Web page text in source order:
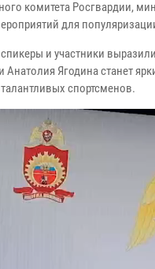
комитета Росгвардии,
для
и участники
Ягодина станет
спортсменов.